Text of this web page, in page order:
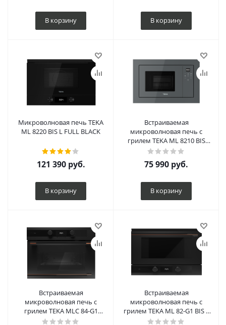
В корзину В корзину
Микроволновая печь TEKA
ML 8220 BIS L FULL BLACK
121 390руб.
В корзину
Встраиваемая
микроволновая печь с
грилем TEKA ML 8210 BIS
STONE GREY
75 990 руб.
В корзину
Встраиваемая
микроволновая печь с
грилем TEKA MLC 84-G1
MATT BLACK
Встраиваемая
микроволновая печь с
грилем TEKA ML 82-G1 BIS L
Infinity Matt Black